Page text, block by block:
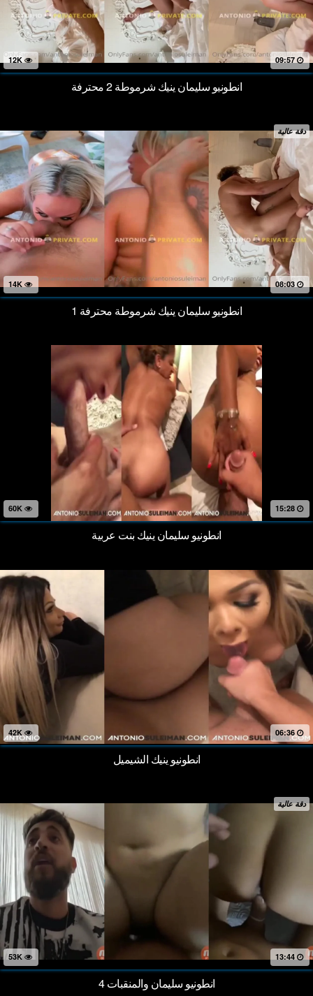
09:57
انطونيو سليمان ينيك شرموطة 2 محترفة
دقة عالية
08:03
انطونيو سليمان ينيك شرموطة محترفة 1
15:28
انطونيو سليمان ينيك بنت عربية
06:36
انطونيو ينيك الشيميل
دقة عالية
13:44
انطونيو سليمان والمنقبات 4